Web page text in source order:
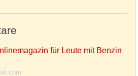
für Leute mit Benzin